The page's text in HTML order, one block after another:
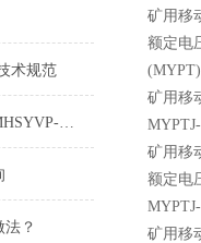
术规范
矿用网线是什么型号？MHSYVP-5矿用网线型号
？
矿用移
额定电
矿用移
矿用移
额定电
矿用移